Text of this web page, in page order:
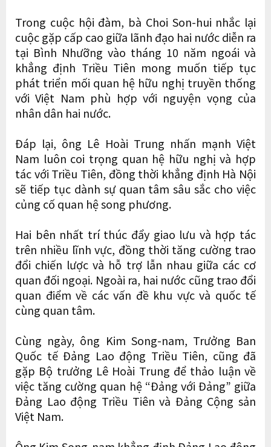
Trong cuộc hội đàm, bà Choi Son-hui nhắc lại
cuộc gặp cấp cao giữa lãnh đạo hai nước diễn ra
tại Bình Nhưỡng vào tháng 10 năm ngoái và
khẳng định Triều Tiên mong muốn tiếp tục
phát triển mối quan hệ hữu nghị truyền thống
với Việt Nam phù hợp với nguyện vọng của
nhân dân hai nước.
Đáp lại, ông Lê Hoài Trung nhấn mạnh Việt
Nam luôn coi trọng quan hệ hữu nghị và hợp
tác với Triều Tiên, đồng thời khẳng định Hà Nội
sẽ tiếp tục dành sự quan tâm sâu sắc cho việc
củng cố quan hệ song phương.
Hai bên nhất trí thúc đẩy giao lưu và hợp tác
trên nhiều lĩnh vực, đồng thời tăng cường trao
đổi chiến lược và hỗ trợ lẫn nhau giữa các cơ
quan đối ngoại. Ngoài ra, hai nước cũng trao đổi
quan điểm về các vấn đề khu vực và quốc tế
cùng quan tâm.
Cùng ngày, ông Kim Song-nam, Trưởng Ban
Quốc tế Đảng Lao động Triều Tiên, cũng đã
gặp Bộ trưởng Lê Hoài Trung để thảo luận về
việc tăng cường quan hệ “Đảng với Đảng” giữa
Đảng Lao động Triều Tiên và Đảng Cộng sản
Việt Nam.